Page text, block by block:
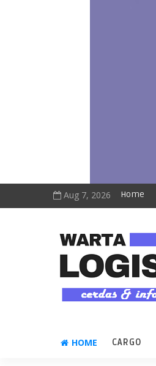
Aug 7, 2026 Home
HOME CARGO